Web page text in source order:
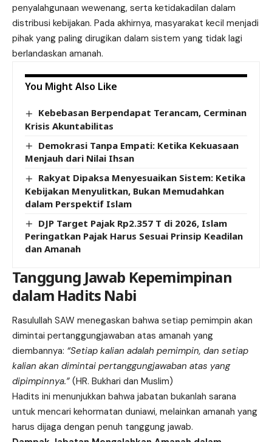
penyalahgunaan wewenang, serta ketidakadilan dalam
distribusi kebijakan. Pada akhirnya, masyarakat kecil menjadi
pihak yang paling dirugikan dalam sistem yang tidak lagi
berlandaskan amanah.
You Might Also Like
Kebebasan Berpendapat Terancam, Cerminan
Krisis Akuntabilitas
Demokrasi Tanpa Empati: Ketika Kekuasaan
Menjauh dari Nilai Ihsan
Rakyat Dipaksa Menyesuaikan Sistem: Ketika
Kebijakan Menyulitkan, Bukan Memudahkan
dalam Perspektif Islam
DJP Target Pajak Rp2.357 T di 2026, Islam
Peringatkan Pajak Harus Sesuai Prinsip Keadilan
dan Amanah
Tanggung Jawab Kepemimpinan
dalam Hadits Nabi
Rasulullah SAW menegaskan bahwa setiap pemimpin akan
dimintai pertanggungjawaban atas amanah yang
diembannya: “Setiap kalian adalah pemimpin, dan setiap
kalian akan dimintai pertanggungjawaban atas yang
dipimpinnya.” (HR. Bukhari dan Muslim)
Hadits ini menunjukkan bahwa jabatan bukanlah sarana
untuk mencari kehormatan duniawi, melainkan amanah yang
harus dijaga dengan penuh tanggung jawab.